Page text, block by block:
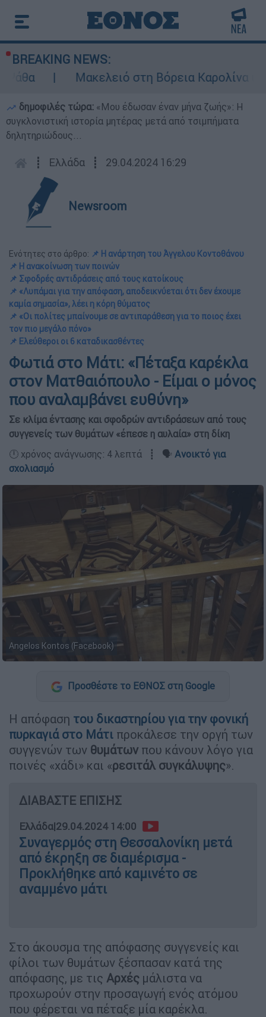
BREAKING NEWS:
Μακελειό στη Βόρεια Καρολίνα ύστερα
δημοφιλές τώρα: «Μου έδωσαν έναν μήνα ζωής»: Η
συγκλονιστική ιστορία μητέρας μετά από τσιμπήματα
δηλητηριώδους...
┋ Ελλάδα ┋ 29.04.2024 16:29
Newsroom
Ενότητες στο άρθρο: 📌 Η ανάρτηση του Άγγελου Κοντοθάνου
📌 Η ανακοίνωση των ποινών
📌 Σφοδρές αντιδράσεις από τους κατοίκους
📌 «Λυπάμαι για την απόφαση, αποδεικνύεται ότι δεν έχουμε
καμία σημασία», λέει η κόρη θύματος
📌 «Οι πολίτες μπαίνουμε σε αντιπαράθεση για το ποιος έχει
τον πιο μεγάλο πόνο»
📌 Ελεύθεροι οι 6 καταδικασθέντες
Φωτιά στο Μάτι: «Πέταξα καρέκλα
στον Ματθαιόπουλο - Είμαι ο μόνος
που αναλαμβάνει ευθύνη»
Σε κλίμα έντασης και σφοδρών αντιδράσεων από τους
συγγενείς των θυμάτων «έπεσε η αυλαία» στη δίκη
🕛 χρόνος ανάγνωσης: 4 λεπτά ┋ 🗣️ Ανοικτό για
σχολιασμό
Angelos Kontos (Facebook)
Προσθέστε το ΕΘΝΟΣ στη Google
Η απόφαση του δικαστηρίου για την φονική
πυρκαγιά στο Μάτι προκάλεσε την οργή των
συγγενών των θυμάτων που κάνουν λόγο για
ποινές «χάδι» και «ρεσιτάλ συγκάλυψης».
ΔΙΑΒΑΣΤΕ ΕΠΙΣΗΣ
Ελλάδα|29.04.2024 14:00
Συναγερμός στη Θεσσαλονίκη μετά
από έκρηξη σε διαμέρισμα -
Προκλήθηκε από καμινέτο σε
αναμμένο μάτι
Στο άκουσμα της απόφασης συγγενείς και
φίλοι των θυμάτων ξέσπασαν κατά της
απόφασης, με τις Αρχές μάλιστα να
προχωρούν στην προσαγωγή ενός ατόμου
που φέρεται να πέταξε μία καρέκλα.